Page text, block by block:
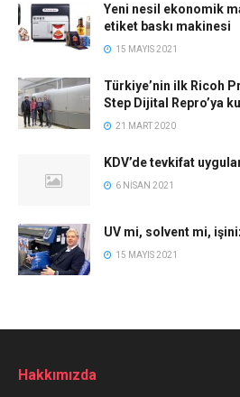
Yeni nesil ekonomik
etiket baskı makinesi
15 MAYIS 2021
Türkiye’nin ilk Ricoh
Step Dijital Repro’ya
21 MART 2020
KDV’de tevkifat
6 NISAN 2021
UV mi, solvent mi,
15 MAYIS 2021
Hakkımızda